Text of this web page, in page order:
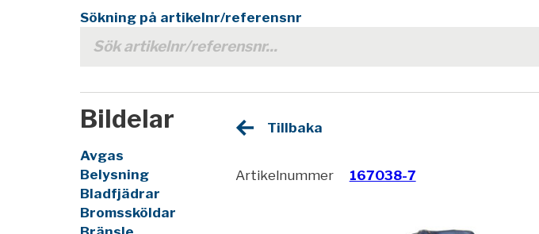
Sökning på artikelnr/referensnr
Bildelar
Avgas
Belysning
Bladfjädrar
Bromssköldar
Tillbaka
Artikelnummer 167038-7